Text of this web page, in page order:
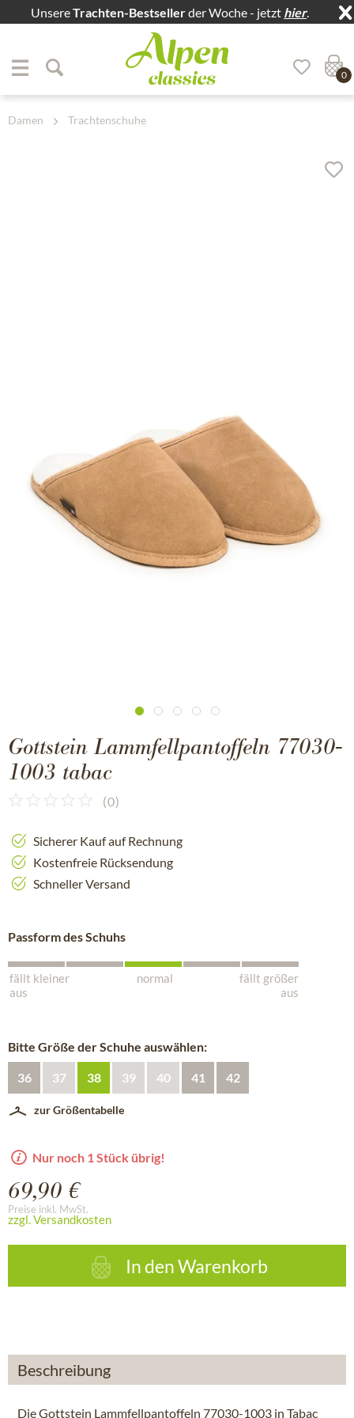
UnsereTrachten-Bestsellerder Woche - jetzt hier.
Zum Hauptbereich springen
0
Damen Trachtenschuhe
Gottstein Lammfellpantoffeln 77030-
1003 tabac
(0)
Sicherer Kauf auf Rechnung
Kostenfreie Rücksendung
Schneller Versand
Passform des Schuhs
fällt kleiner
aus
normal
fällt größer
aus
Bitte Größe der Schuhe auswählen:
36 37 38 39 40 41 42
zur Größentabelle
Nur noch 1 Stück übrig!
69,90 €
Preise inkl. MwSt.
zzgl. Versandkosten
In denWarenkorb
Beschreibung
Die Gottstein Lammfellpantoffeln 77030-1003 in Tabac